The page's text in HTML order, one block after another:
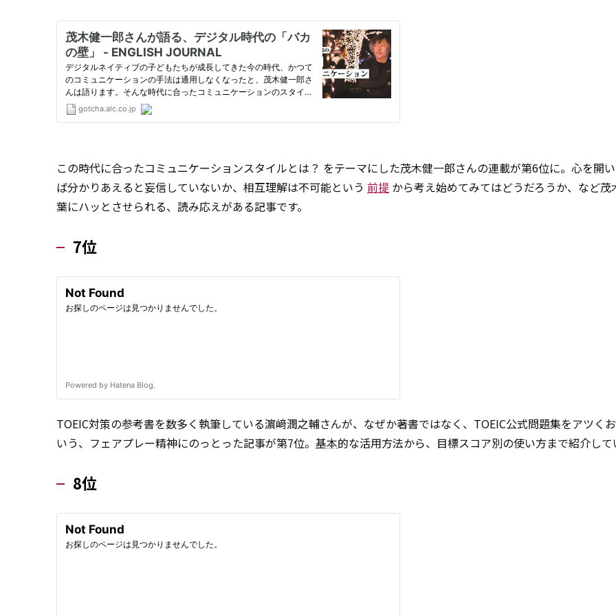
この時代に合ったコミュニケーションスタイルとは？ をテーマにした茂木健一郎さんの連載が第6位に。心を開
ば分かりあえると妄信していないか、相互理解は不可能という 前提 から考え始めてみてはどうだろうか、など茂
葉にハッとさせられる、読み応えがある記事です。
7位
TOEIC対策の参考書を数多く執筆している濵﨑潤之輔さんが、なぜか著書ではなく、TOEIC公式問題集をアツく
いう、フェアプレー精神にのっとった記事が第7位。 基本的な活用方法から、目標スコア別の使い方まで紹介して
8位